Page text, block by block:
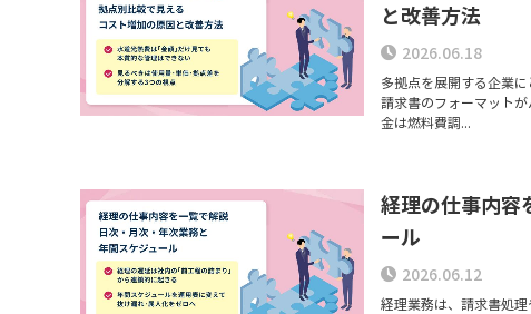
と改善方法
2026.06.18
多拠点を展開する企業
請求書のフォーマット
金は燃料費調...
経理の仕事内容
ール
2026.06.12
経理業務は、請求書処